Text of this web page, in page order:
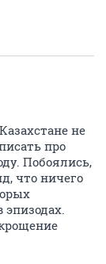
не
про
Побоялись,
что ничего
эпизодах.